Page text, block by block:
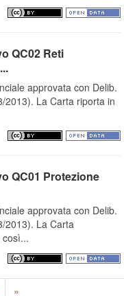
QC02 Reti
approvata con Delib.
2013). La Carta riporta in
QC01 Protezione
approvata con Delib.
2013). La Carta
»